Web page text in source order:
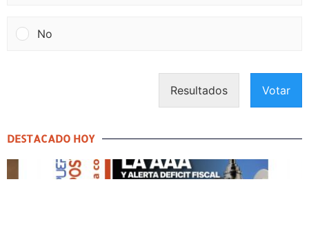
No
Resultados Votar
DESTACADO HOY